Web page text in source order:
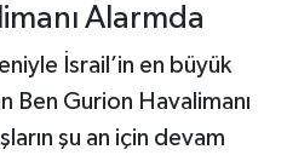
Alarmda
İsrail’in en büyük
Ben Gurion Havalimanı
şu an için devam